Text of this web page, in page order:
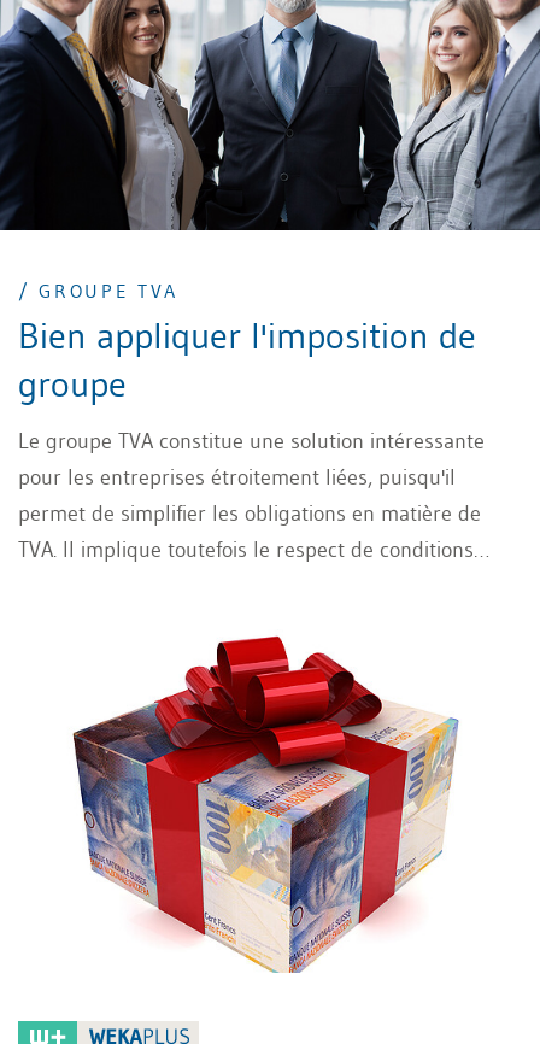
/ GROUPE TVA
Bien appliquer l'imposition de
groupe
Le groupe TVA constitue une solution intéressante
pour les entreprises étroitement liées, puisqu'il
permet de simplifier les obligations en matière de
TVA. Il implique toutefois le respect de conditions
notamment essentiel de déterminer quelles entités
peuvent intégrer un groupe TVA, à partir de quel
moment une direction unique est reconnue et
comment traiter les prestations internes, la déduction
de l'impôt préalable ainsi que les déclarations auprès
de l'Administration fédérale des contributions (AFC).
Cet article présente les principales règles applicables
et les points auxquels les entreprises doivent être
particulièrement attentives dans la pratique.